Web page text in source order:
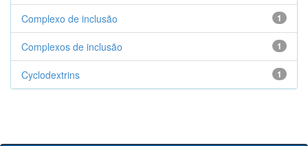
1
Complexo de inclusão
1
Complexos de inclusão
1
Cyclodextrins